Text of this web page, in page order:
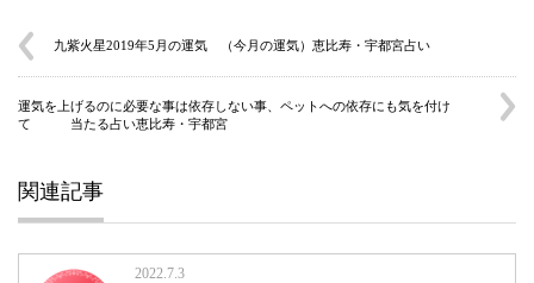
九紫火星2019年5月の運気 （今月の運気）恵比寿・宇都宮占い
運気を上げるのに必要な事は依存しない事、ペットへの依存にも気を付け
て 当たる占い恵比寿・宇都宮
関連記事
2022.7.3